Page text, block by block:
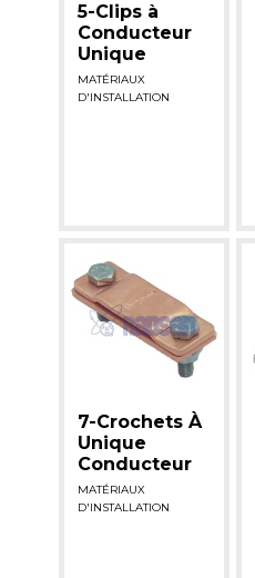
5-Clips à
Conducteur
Unique
MATÉRIAUX
D'INSTALLATION
7-Crochets À
Unique
Conducteur
MATÉRIAUX
D'INSTALLATION